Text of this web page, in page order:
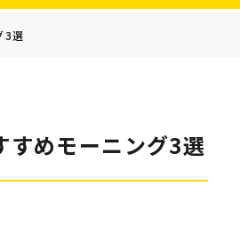
3選
すめモーニング3選